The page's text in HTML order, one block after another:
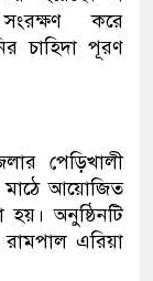
করে
চাহিদা পূরণ
পেড়িখালী
মাঠে আয়োজিত
হয়। অনুষ্ঠিনটি
এরিয়া